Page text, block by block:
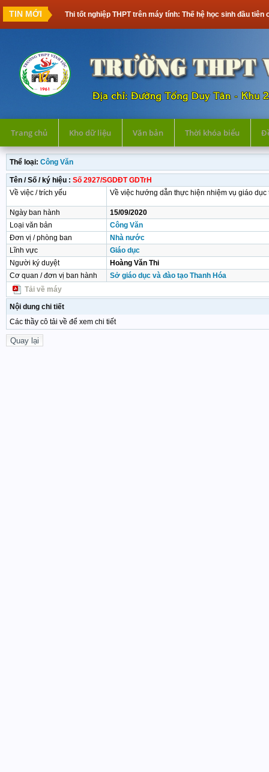
TIN MỚI Thi tốt nghiệp THPT trên máy tính: Thế hệ học sinh đầu tiên cần
Trang chủ Kho dữ liệu Văn bản Thời khóa biểu
Thể loại: Công Văn
Tên / Số / ký hiệu : Số 2927/SGDĐT GDTrH
Về việc / trích yếu
Về việc hướng dẫn thực hiện nhiệm vụ giáo
Ngày ban hành
15/09/2020
Loại văn bản
Công Văn
Đơn vị / phòng ban
Nhà nước
Lĩnh vực
Giáo dục
Người ký duyệt
Hoàng Văn Thi
Cơ quan / đơn vị ban hành
Sở giáo dục và đào tạo Thanh Hóa
Tải về máy
Nội dung chi tiết
Các thầy cô tải về để xem chi tiết